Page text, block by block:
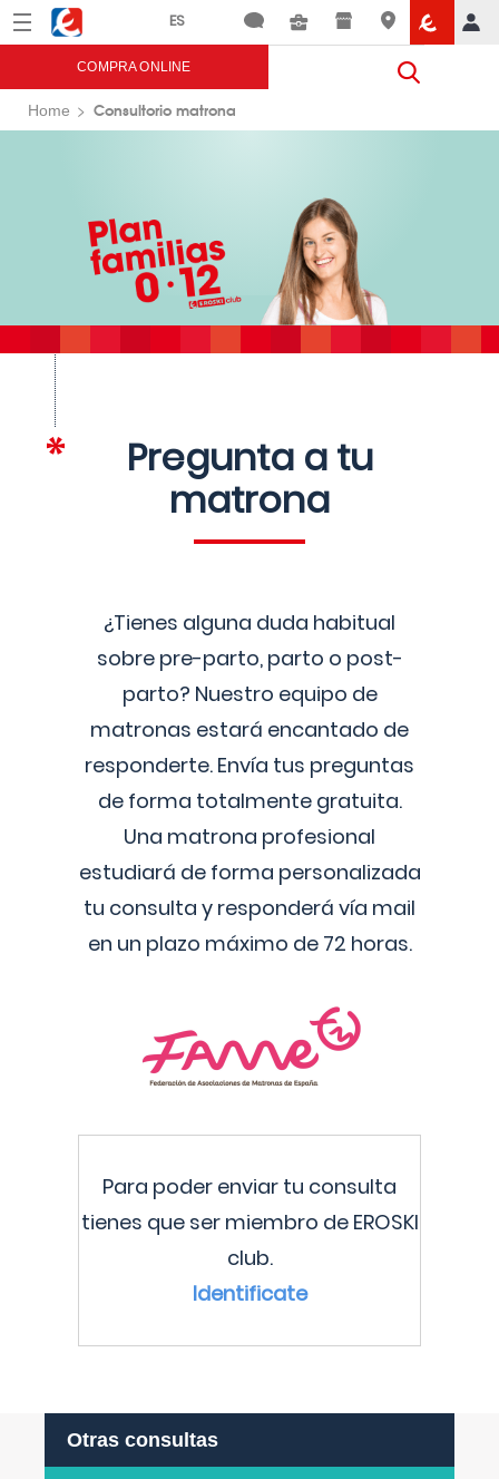
Menú Eroski
COMPRA ONLINE
Home Consultorio matrona
Pregunta a tu
matrona
¿Tienes alguna duda habitual
sobre pre-parto, parto o post-
parto? Nuestro equipo de
matronas estará encantado de
responderte. Envía tus preguntas
de forma totalmente gratuita.
Una matrona profesional
estudiará de forma personalizada
tu consulta y responderá vía mail
en un plazo máximo de 72 horas.
Para poder enviar tu consulta
tienes que ser miembro de EROSKI
club.
Identificate
Otras consultas